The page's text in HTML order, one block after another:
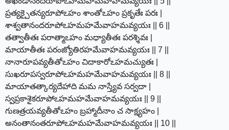
ప్రత్యక్చైతన్యరూపోఽహం శాంతోఽహం ప్రకృతేః పరః |
శాశ్వతానందరూపోఽహమహమేవాహమవ్యయః || 6 ||
తత్వాతీతః పరాత్మాఽహం మధ్యాతీతః పరశ్శివః |
మాయాతీతః పరంజ్యోతిరహమేవాహమవ్యయః || 7 ||
నానారూపవ్యతీతోఽహం చిదాకారోఽహమచ్యుతః |
సుఖరూపస్వరూపోఽహమహమేవాహమవ్యయః || 8 ||
మాయాతత్కార్యదేహాది మమ నాస్త్యేవ సర్వదా |
స్వప్రకాశైకరూపోఽహమహమేవాహమవ్యయః || 9 ||
గుణత్రయవ్యతీతోఽహం బ్రహ్మాదీనాం చ సాక్ష్యహం |
అనంతానంతరూపోఽహమహమేవాహమవ్యయః || 10 ||